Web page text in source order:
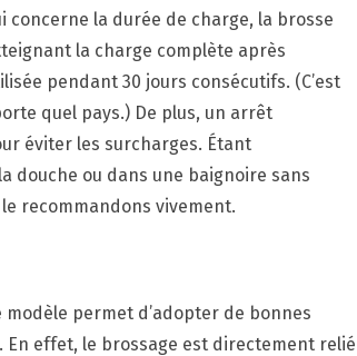
concerne la durée de charge, la brosse
la charge complète après
pendant 30 jours consécutifs. (C’est
quel pays.) De plus, un arrêt
éviter les surcharges. Étant
douche ou dans une baignoire sans
recommandons vivement.
permet d’adopter de bonnes
effet, le brossage est directement relié